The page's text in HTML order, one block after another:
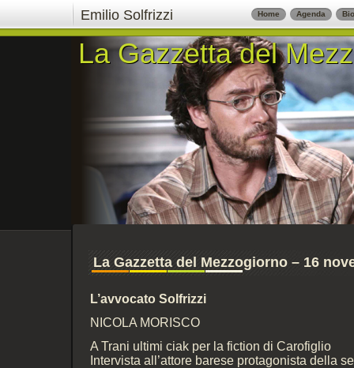
Emilio Solfrizzi Home Agenda
La Gazzetta del
La Gazzetta del
La Gazzetta del Mezzogiorno – 16
L’avvocato Solfrizzi
NICOLA MORISCO
A Trani ultimi ciak per la fiction di Carofiglio
Intervista all’attore barese protagonista della